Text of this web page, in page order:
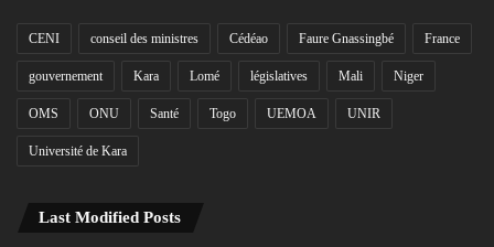
CENI conseil des ministres Cédéao Faure Gnassingbé France
gouvernement Kara Lomé législatives Mali Niger
OMS ONU Santé Togo UEMOA UNIR
Université de Kara
Last Modified Posts